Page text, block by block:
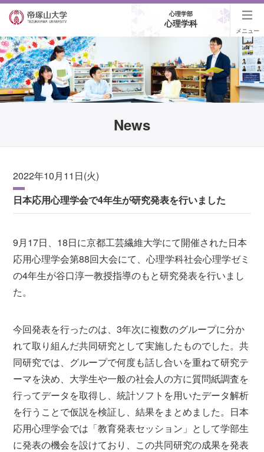
心理学部
心理学科
メニュー
News
2022年10月11日(火)
日本応用心理学会で4年生が研究発表を行いました
9月17日、18日に京都工芸繊維大学にて開催された日本
応用心理学会第88回大会にて、心理学科社会心理学ゼミ
の4年生が谷口淳一教授指導のもと研究発表を行いまし
た。
今回発表を行ったのは、3年次に複数のグループに分か
れて取り組んだ共同研究として実施したものでした。共
同研究では、グループで何度も話し合いを重ねて研究テ
ーマを決め、大学生や一般の社会人の方に質問紙調査を
行ってデータを取得し、統計ソフトを用いたデータ解析
を行うことで仮説を検証し、結果をまとめました。日本
応用心理学会では「教育発表セッション」として学部生
に発表の機会を設けており、この共同研究の成果を発表